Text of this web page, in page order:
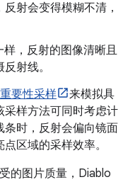
射会变得模糊不清，
，反射的图像清晰且
射线。
要性采样
来模拟具
采样方法可同时考虑计
条时，反射会偏向镜面
区域的采样效率。
的图片质量，Diablo